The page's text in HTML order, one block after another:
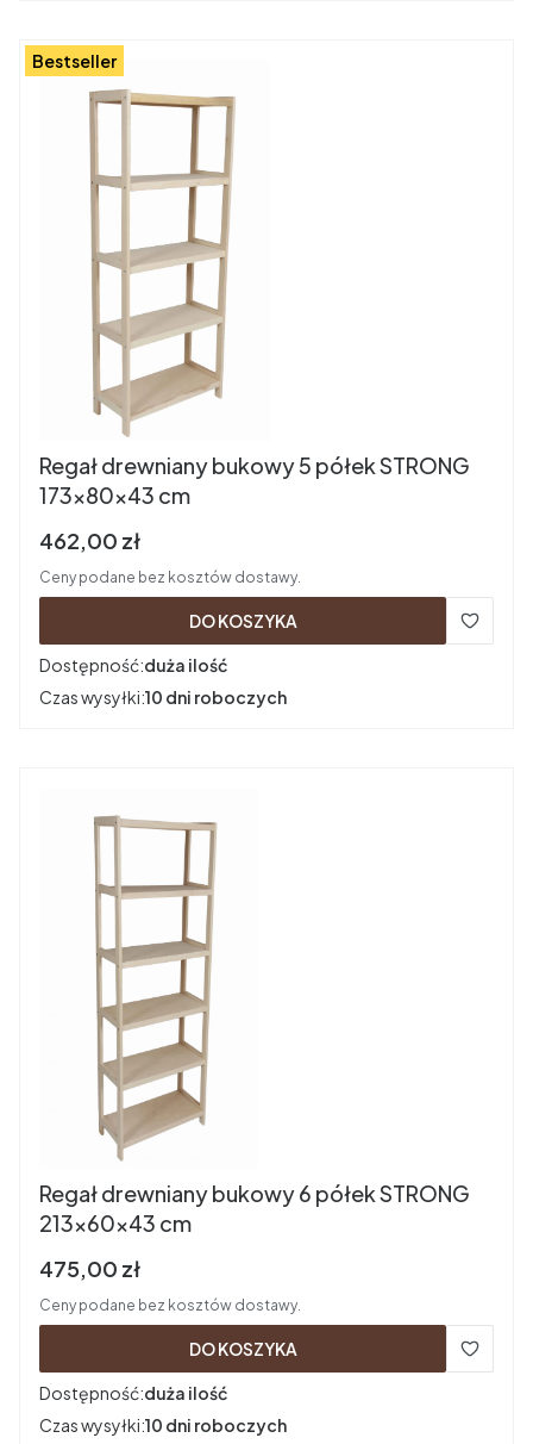
Bestseller
Regał drewniany bukowy 5 półek STRONG
173x80x43 cm
Cena brutto
462,00 zł
Ceny podane bez kosztów dostawy.
DO KOSZYKA
Dostępność:duża ilość
Czas wysyłki:10 dni roboczych
Regał drewniany bukowy 6 półek STRONG
213x60x43 cm
Cena brutto
475,00 zł
Ceny podane bez kosztów dostawy.
DO KOSZYKA
Dostępność:duża ilość
Czas wysyłki:10 dni roboczych